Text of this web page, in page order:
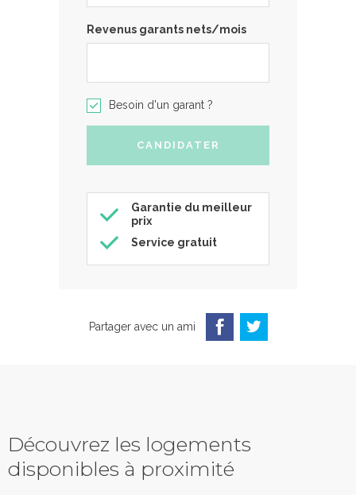
Revenus garants nets/mois
Besoin d'un garant ?
Garantie du meilleur
prix
Service gratuit
Partager avec un ami
Découvrez les logements
disponibles à proximité